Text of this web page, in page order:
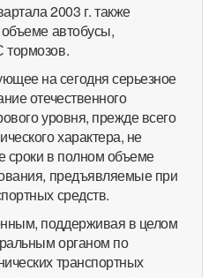
2003 г. также
автобусы,
на сегодня серьезное
отечественного
уровня, прежде всего
характера, не
сроки в полном объеме
предъявляемые при
средств.
поддерживая в целом
органом по
транспортных